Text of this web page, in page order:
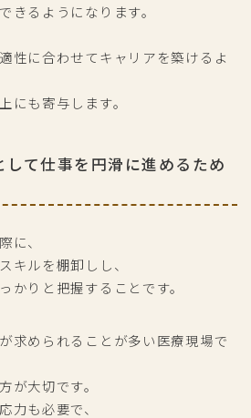
きるようになります。
性に合わせてキャリアを築けるよ
にも寄与します。
て仕事を円滑に進めるため
に、
キルを棚卸しし、
かりと把握することです。
求められることが多い医療現場で
が大切です。
力も必要で、